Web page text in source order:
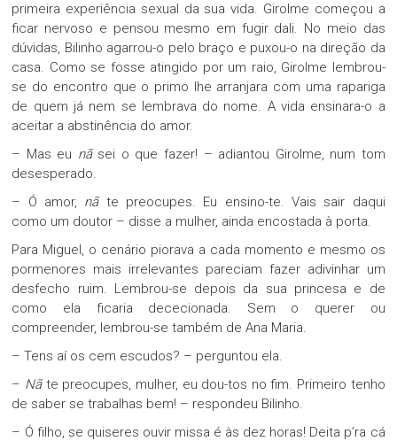
primeira experiência sexual da sua vida. Girolme começou a
ficar nervoso e pensou mesmo em fugir dali. No meio das
dúvidas, Bilinho agarrou-o pelo braço e puxou-o na direção da
casa. Como se fosse atingido por um raio, Girolme lembrou-
se do encontro que o primo lhe arranjara com uma rapariga
de quem já nem se lembrava do nome. A vida ensinara-o a
aceitar a abstinência do amor.
– Mas eu nãsei o que fazer! – adiantou Girolme, num tom
desesperado.
– Ó amor, nãte preocupes. Eu ensino-te. Vais sair daqui
como um doutor – disse a mulher, ainda encostada à porta.
Para Miguel, o cenário piorava a cada momento e mesmo os
pormenores mais irrelevantes pareciam fazer adivinhar um
desfecho ruim. Lembrou-se depois da sua princesa e de
como ela ficaria dececionada. Sem o querer ou
compreender, lembrou-se também de Ana Maria.
– Tens aí os cem escudos? – perguntou ela.
– Nãte preocupes, mulher, eu dou-tos no fim. Primeiro tenho
de saber se trabalhas bem! – respondeu Bilinho.
– Ó filho, se quiseres ouvir missa é às dez horas! Deita p’ra cá